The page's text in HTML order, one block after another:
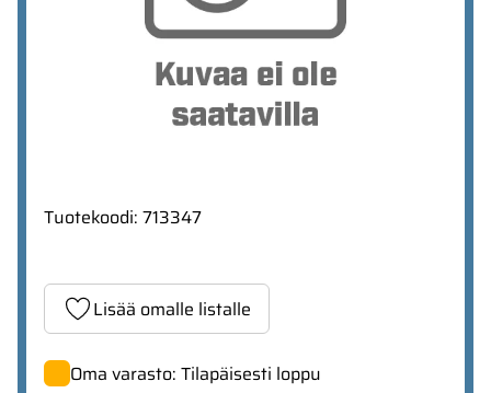
Tuotekoodi: 713347
Lisää omalle listalle
Oma varasto: Tilapäisesti loppu